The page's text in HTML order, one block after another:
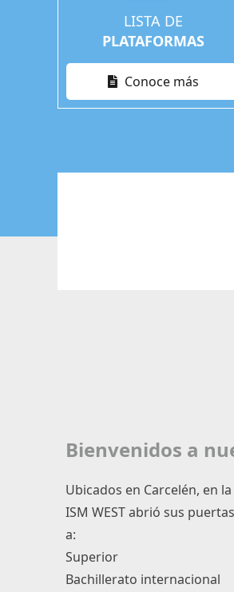
LISTA DE
PLATAFORMAS
Conoce más
Bienvenidos a
Ubicados en Carcelén, en
ISM WEST abrió sus
a:
Superior
Bachillerato internacional